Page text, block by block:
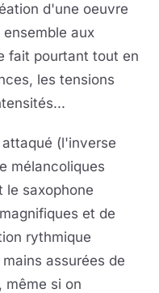
d'une oeuvre
aux
fait pourtant tout en
les tensions
(l'inverse
mélancoliques
le saxophone
et de
rythmique
assurées de
même si on